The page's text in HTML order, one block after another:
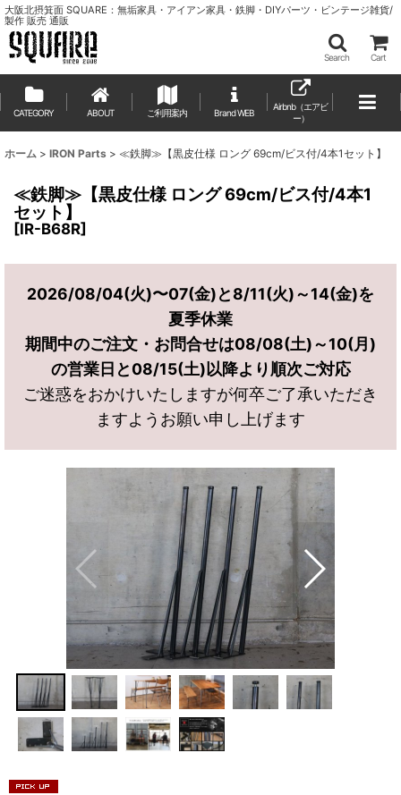
大阪北摂箕面 SQUARE：無垢家具・アイアン家具・鉄脚・DIYパーツ・ビンテージ雑貨/
製作 販売 通販
Search Cart
CATEGORY ABOUT ご利用案内
Airbnb（エアビ
ー）
ホーム > IRON Parts > ≪鉄脚≫【黒皮仕様 ロング 69cm/ビス付/4本1セット】
≪鉄脚≫【黒皮仕様 ロング 69cm/ビス付/4本1
セット】
[IR-B68R]
2026/08/04(火)〜07(金)と8/11(火)～14(金)を
夏季休業
期間中のご注文・お問合せは08/08(土)～10(月)
の営業日と08/15(土)以降より順次ご対応
ご迷惑をおかけいたしますが何卒ご了承いただき
ますようお願い申し上げます